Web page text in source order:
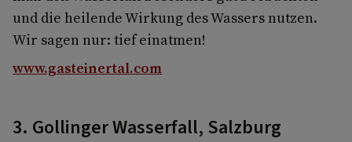
und die heilende Wirkung des Wassers nutzen.
Wir sagen nur: tief einatmen!
www.gasteinertal.com
3. Gollinger Wasserfall, Salzburg